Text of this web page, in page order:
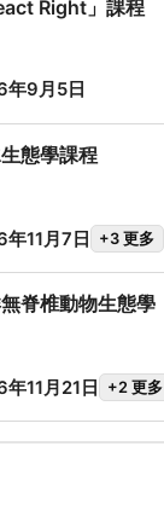
Right」課程
年9月5日
態學課程
11月7日 +3 更多
脊椎動物生態學
11月21日 +2 更多